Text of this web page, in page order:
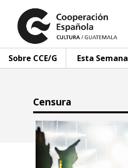
Sobre CCE/G Esta Semana
Censura